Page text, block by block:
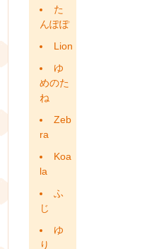
た
んぽぽ
Lion
ゆ
めのた
ね
Zeb
ra
Koa
la
ふ
じ
ゆ
り